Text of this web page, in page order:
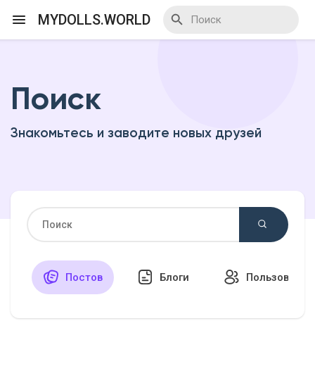
MYDOLLS.WORLD
Я организатор
Смотреть Базар
Поиск
Знакомьтесь и заводите новых друзей
Постов Блоги